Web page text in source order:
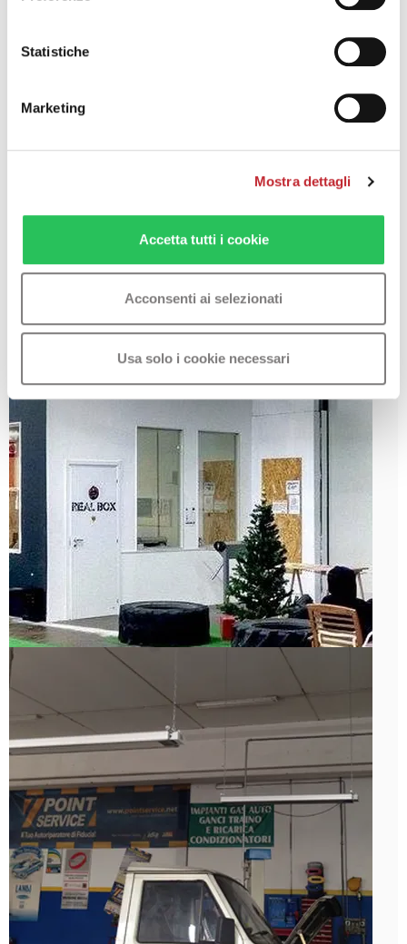
Statistiche
Marketing
Mostra dettagli
Accetta tutti i cookie
Acconsenti ai selezionati
Usa solo i cookie necessari